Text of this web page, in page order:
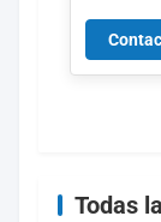
seguridad
seguridad
el
Todas